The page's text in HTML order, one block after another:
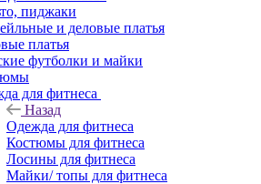
пиджаки
и деловые платья
платья
футболки и майки
для фитнеса
Назад
Одежда для фитнеса
Костюмы для фитнеса
Лосины для фитнеса
Майки/ топы для фитнеса